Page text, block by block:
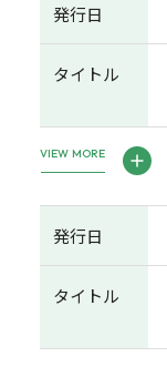
発行日
タイトル
VIEW MORE
発行日
タイトル